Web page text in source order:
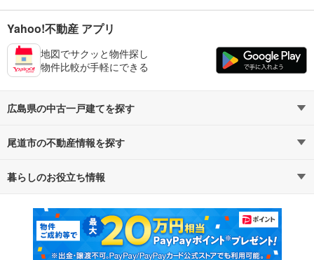
Yahoo!不動産 アプリ
地図でサクッと物件探し
物件比較が手軽にできる
広島県の中古一戸建てを探す
路線・駅から探す
通勤・通学時間から探す
尾道市の不動産情報を探す
不動産・住宅
新築マンション 中古マンション
新築一戸建て 中古一戸建て
暮らしのお役立ち情報
マンションカタログ 教えて！住まいの先生